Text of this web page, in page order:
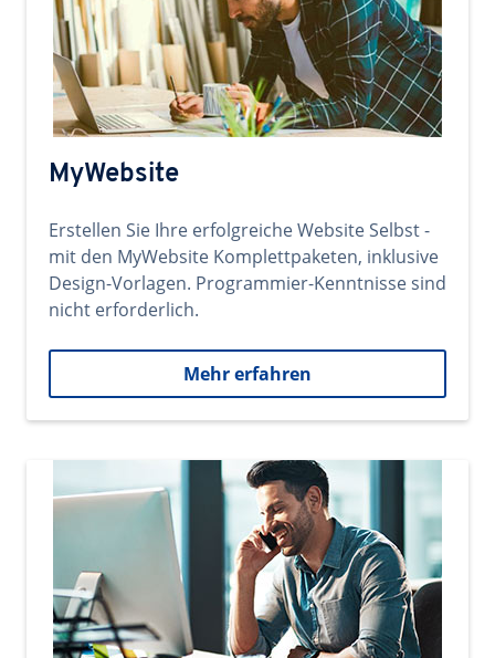
MyWebsite
Erstellen Sie Ihre erfolgreiche Website Selbst -
mit den MyWebsite Komplettpaketen, inklusive
Design-Vorlagen. Programmier-Kenntnisse sind
nicht erforderlich.
Mehr erfahren